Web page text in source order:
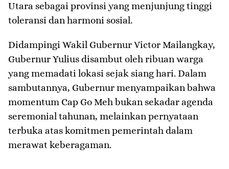
Utara sebagai provinsi yang menjunjung tinggi
toleransi dan harmoni sosial.
​Didampingi Wakil Gubernur Victor Mailangkay,
Gubernur Yulius disambut oleh ribuan warga
yang memadati lokasi sejak siang hari. Dalam
sambutannya, Gubernur menyampaikan bahwa
momentum Cap Go Meh bukan sekadar agenda
seremonial tahunan, melainkan pernyataan
terbuka atas komitmen pemerintah dalam
merawat keberagaman.